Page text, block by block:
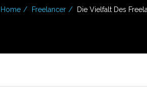
Home Freelancer Die Vielfalt Des